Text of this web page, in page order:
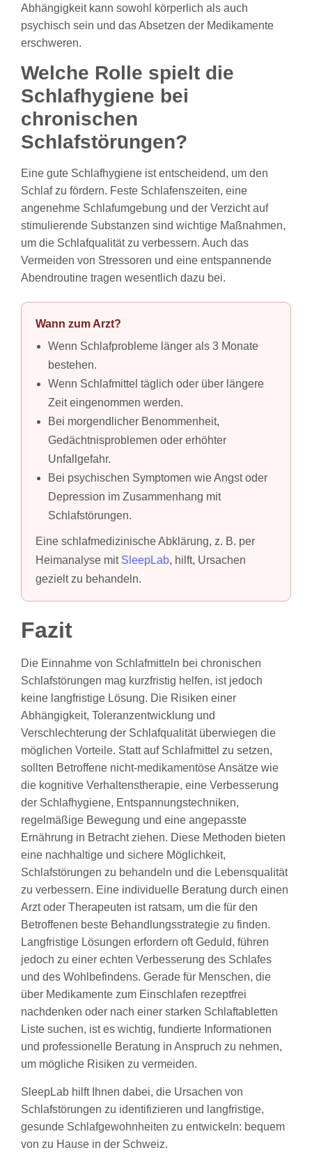
Abhängigkeit kann sowohl körperlich als auch
psychisch sein und das Absetzen der Medikamente
erschweren.
Welche Rolle spielt die
Schlafhygiene bei
chronischen
Schlafstörungen?
Eine gute Schlafhygiene ist entscheidend, um den
Schlaf zu fördern. Feste Schlafenszeiten, eine
angenehme Schlafumgebung und der Verzicht auf
stimulierende Substanzen sind wichtige Maßnahmen,
um die Schlafqualität zu verbessern. Auch das
Vermeiden von Stressoren und eine entspannende
Abendroutine tragen wesentlich dazu bei.
Wann zum Arzt?
Wenn Schlafprobleme länger als 3 Monate
bestehen.
Wenn Schlafmittel täglich oder über längere
Zeit eingenommen werden.
Bei morgendlicher Benommenheit,
Gedächtnisproblemen oder erhöhter
Unfallgefahr.
Bei psychischen Symptomen wie Angst oder
Depression im Zusammenhang mit
Schlafstörungen.
Eine schlafmedizinische Abklärung, z. B. per
Heimanalyse mit SleepLab, hilft, Ursachen
gezielt zu behandeln.
Fazit
Die Einnahme von Schlafmitteln bei chronischen
Schlafstörungen mag kurzfristig helfen, ist jedoch
keine langfristige Lösung. Die Risiken einer
Abhängigkeit, Toleranzentwicklung und
Verschlechterung der Schlafqualität überwiegen die
möglichen Vorteile. Statt auf Schlafmittel zu setzen,
sollten Betroffene nicht-medikamentöse Ansätze wie
die kognitive Verhaltenstherapie, eine Verbesserung
der Schlafhygiene, Entspannungstechniken,
regelmäßige Bewegung und eine angepasste
Ernährung in Betracht ziehen. Diese Methoden bieten
eine nachhaltige und sichere Möglichkeit,
Schlafstörungen zu behandeln und die Lebensqualität
zu verbessern. Eine individuelle Beratung durch einen
Arzt oder Therapeuten ist ratsam, um die für den
Betroffenen beste Behandlungsstrategie zu finden.
Langfristige Lösungen erfordern oft Geduld, führen
jedoch zu einer echten Verbesserung des Schlafes
und des Wohlbefindens. Gerade für Menschen, die
über Medikamente zum Einschlafen rezeptfrei
nachdenken oder nach einer starken Schlaftabletten
Liste suchen, ist es wichtig, fundierte Informationen
und professionelle Beratung in Anspruch zu nehmen,
um mögliche Risiken zu vermeiden.
SleepLab hilft Ihnen dabei, die Ursachen von
Schlafstörungen zu identifizieren und langfristige,
gesunde Schlafgewohnheiten zu entwickeln: bequem
von zu Hause in der Schweiz.